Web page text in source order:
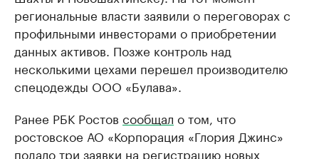
региональные власти заявили о переговорах с
профильными инвесторами о приобретении
данных активов. Позже контроль над
несколькими цехами перешел производителю
спецодежды ООО «Булава».
Ранее РБК Ростов сообщал о том, что
ростовское АО «Корпорация «Глория Джинс»
подало три заявки на регистрацию новых